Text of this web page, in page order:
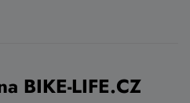
BIKE-LIFE.CZ